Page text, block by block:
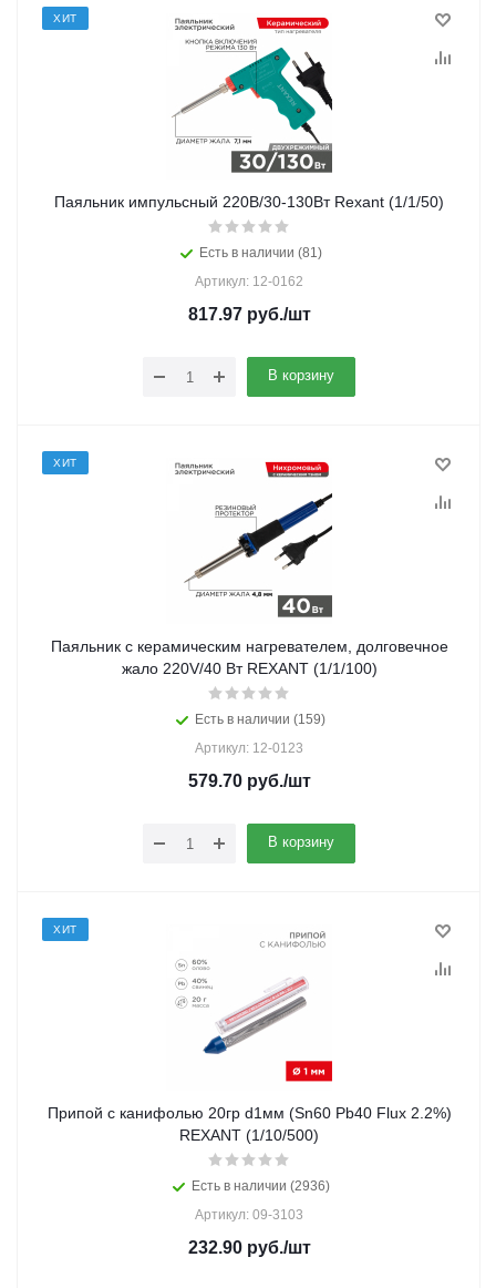
ХИТ
Паяльник импульсный 220В/30-130Вт Rexant (1/1/50)
Есть в наличии (81)
Артикул: 12-0162
817.97руб./шт
В корзину
ХИТ
Паяльник с керамическим нагревателем, долговечное
жало 220V/40 Вт REXANT (1/1/100)
Есть в наличии (159)
Артикул: 12-0123
579.70руб./шт
В корзину
ХИТ
Припой с канифолью 20гр d1мм (Sn60 Pb40 Flux 2.2%)
REXANT (1/10/500)
Есть в наличии (2936)
Артикул: 09-3103
232.90руб./шт